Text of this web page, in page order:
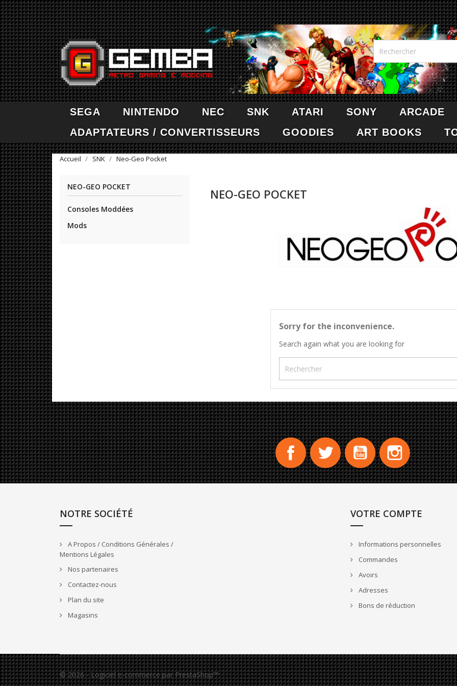
SEGA NINTENDO NEC SNK ATARI SONY
ARCADE
ADAPTATEURS / CONVERTISSEURS
GOODIES ART BOOKS
Accueil SNK Neo-Geo Pocket
NEO-GEO POCKET
Consoles Moddées
Mods
NEO-GEO POCKET
Sorry for the inconvenience.
Search again what you are looking for
Facebook Twitter YouTube Instagram
NOTRE SOCIÉTÉ
A Propos / Conditions Générales /
Mentions Légales
Nos partenaires
Contactez-nous
Plan du site
Magasins
VOTRE COMPTE
Informations personnelles
Commandes
Avoirs
Adresses
Bons de réduction
© 2026 - Logiciel e-commerce par PrestaShop™